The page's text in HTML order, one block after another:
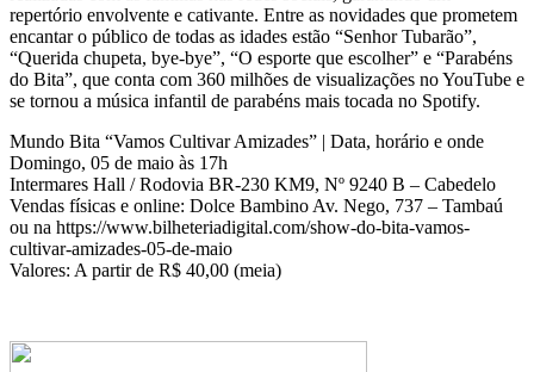
repertório envolvente e cativante. Entre as novidades que prometem
encantar o público de todas as idades estão “Senhor Tubarão”,
“Querida chupeta, bye-bye”, “O esporte que escolher” e “Parabéns
do Bita”, que conta com 360 milhões de visualizações no YouTube e
se tornou a música infantil de parabéns mais tocada no Spotify.
Mundo Bita “Vamos Cultivar Amizades” | Data, horário e onde
Domingo, 05 de maio às 17h
Intermares Hall / Rodovia BR-230 KM9, Nº 9240 B – Cabedelo
Vendas físicas e online: Dolce Bambino Av. Nego, 737 – Tambaú
ou na https://www.bilheteriadigital.com/show-do-bita-vamos-
cultivar-amizades-05-de-maio
Valores: A partir de R$ 40,00 (meia)